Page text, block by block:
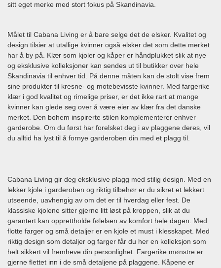
sitt eget merke med stort fokus på Skandinavia.
Målet til Cabana Living er å bare selge det de elsker. Kvalitet og
design tilsier at utallige kvinner også elsker det som dette merket
har å by på. Klær som kjoler og kåper er håndplukket slik at nye
og eksklusive kolleksjoner kan sendes ut til butikker over hele
Skandinavia til enhver tid. På denne måten kan de stolt vise frem
sine produkter til kresne- og motebevisste kvinner. Med fargerike
klær i god kvalitet og rimelige priser, er det ikke rart at mange
kvinner kan glede seg over å være eier av klær fra det danske
merket. Den bohem inspirerte stilen komplementerer enhver
garderobe. Om du først har forelsket deg i av plaggene deres, vil
du alltid ha lyst til å fornye garderoben din med et plagg til.
Cabana Living gir deg eksklusive plagg med stilig design. Med en
lekker kjole i garderoben og riktig tilbehør er du sikret et lekkert
utseende, uavhengig av om det er til hverdag eller fest. De
klassiske kjolene sitter gjerne litt løst på kroppen, slik at du
garantert kan opprettholde følelsen av komfort hele dagen. Med
flotte farger og små detaljer er en kjole et must i klesskapet. Med
riktig design som detaljer og farger får du her en kolleksjon som
helt sikkert vil fremheve din personlighet. Fargerike mønstre er
gjerne flettet inn i de små detaljene på plaggene. Kåpene er